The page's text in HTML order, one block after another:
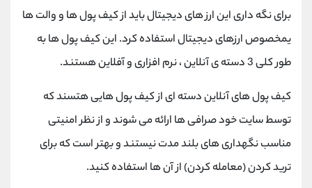
برای نگه داری این ارز های دیجیتال باید از کیف پول ها و والت ها
یمخصوص ارزهای دیجیتال استفاده کرد. این کیف پول ها به
طور کلی 3 دسته ی آنلاین ، نرم افزاری و آفلاین هستند.
کیف پول های آنلاین دسته ای از کیف پول هایی هتسند که
توسط سایت خود صرافی ها ارائه می شوند و از نظر امنیتی
مناسب نگهداری های بلند مدت نیستند و بهتر است که برای
ترید کردن (معامله کردن) از آن ها استفاده کنید.